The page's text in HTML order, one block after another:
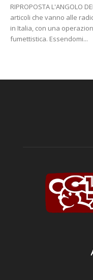
RIPROPOSTA L'ANGOLO
articoli che vanno alle
in Italia, con una
fumettistica. Essendomi...